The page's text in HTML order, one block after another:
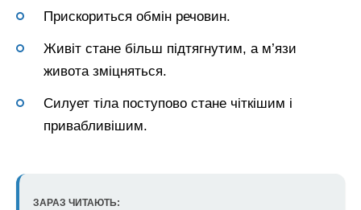
Прискориться обмін речовин.
Живіт стане більш підтягнутим, а м’язи
живота зміцняться.
Силует тіла поступово стане чіткішим і
привабливішим.
ЗАРАЗ ЧИТАЮТЬ: